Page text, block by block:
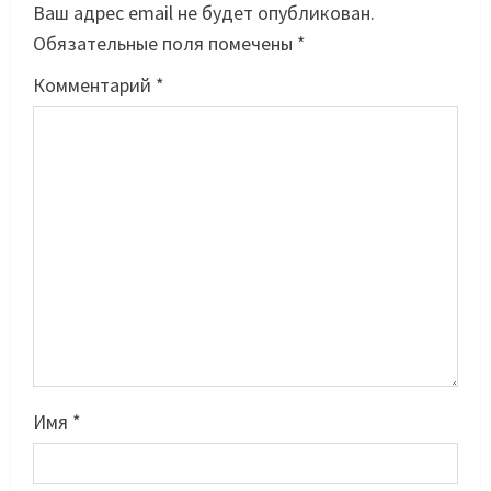
Ваш адрес email не будет опубликован.
Обязательные поля помечены *
Комментарий *
Имя *